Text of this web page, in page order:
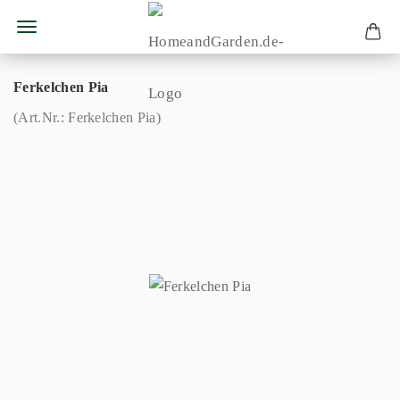
Ferkelchen Pia
(Art.Nr.:Ferkelchen Pia)